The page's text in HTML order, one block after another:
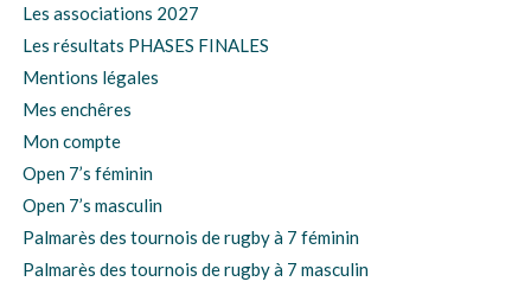
Les associations 2027
Les résultats PHASES FINALES
Mentions légales
Mes enchêres
Mon compte
Open 7’s féminin
Open 7’s masculin
Palmarès des tournois de rugby à 7 féminin
Palmarès des tournois de rugby à 7 masculin